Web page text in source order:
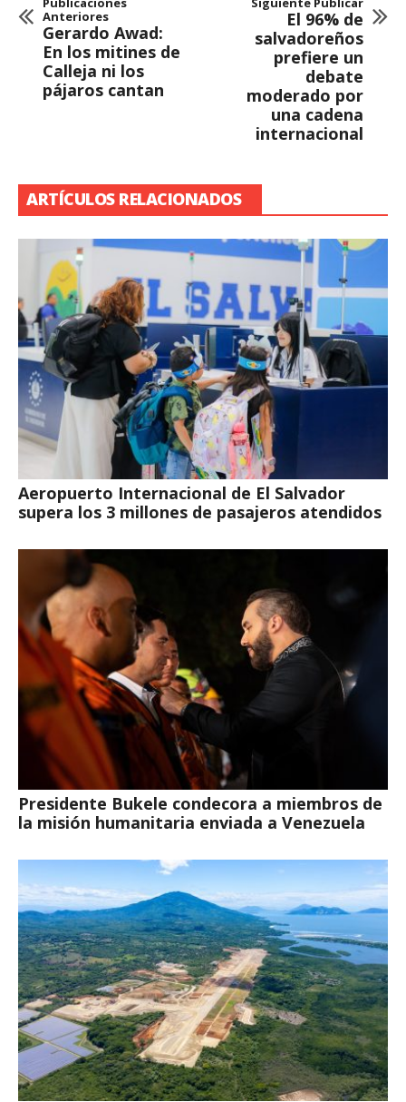
Anteriores
Gerardo Awad:
En los mitines de
Calleja ni los
pájaros cantan
El 96% de
salvadoreños
prefiere un
debate
moderado por
una cadena
internacional
ARTÍCULOS RELACIONADOS
Aeropuerto Internacional de El Salvador
supera los 3 millones de pasajeros atendidos
Presidente Bukele condecora a miembros de
la misión humanitaria enviada a Venezuela